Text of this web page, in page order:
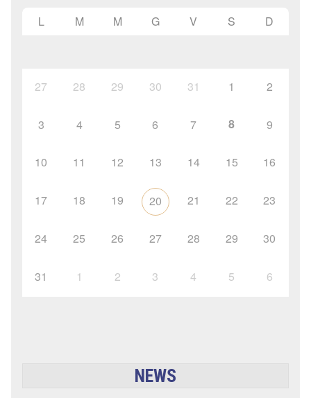
L M M G V S D
27 28 29 30 31 1 2
3 4 5 6 7 8 9
10 11 12 13 14 15 16
17 18 19 20 21 22 23
24 25 26 27 28 29 30
31 1 2 3 4 5 6
NEWS